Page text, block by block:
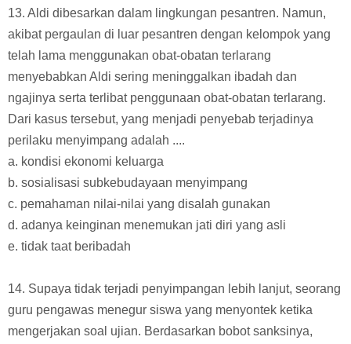
13. Aldi dibesarkan dalam lingkungan pesantren. Namun,
akibat pergaulan di luar pesantren dengan kelompok yang
telah lama menggunakan obat-obatan terlarang
menyebabkan Aldi sering meninggalkan ibadah dan
ngajinya serta terlibat penggunaan obat-obatan terlarang.
Dari kasus tersebut, yang menjadi penyebab terjadinya
perilaku menyimpang adalah ....
a. kondisi ekonomi keluarga
b. sosialisasi subkebudayaan menyimpang
c. pemahaman nilai-nilai yang disalah gunakan
d. adanya keinginan menemukan jati diri yang asli
e. tidak taat beribadah
14. Supaya tidak terjadi penyimpangan lebih lanjut, seorang
guru pengawas menegur siswa yang menyontek ketika
mengerjakan soal ujian. Berdasarkan bobot sanksinya,